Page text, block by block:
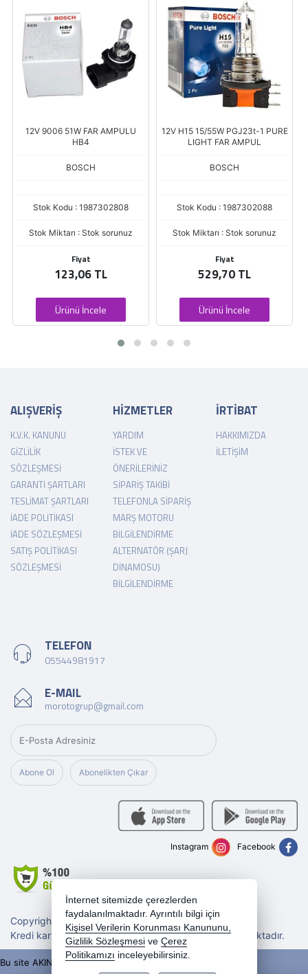
12V 9006 51W FAR AMPULU
HB4
BOSCH
Stok Kodu : 1987302808
Stok Miktarı : Stok sorunuz
Fiyat
123,06 TL
Ürünü İncele
12V H15 15/55W PGJ23t-1 PURE
LIGHT FAR AMPUL
BOSCH
Stok Kodu : 1987302088
Stok Miktarı : Stok sorunuz
Fiyat
529,70 TL
Ürünü İncele
ALIŞVERİŞ
K.V.K. KANUNU
GIZLILIK
SÖZLEŞMESI
GARANTI ŞARTLARI
TESLIMAT ŞARTLARI
İADE POLITIKASI
İADE SÖZLEŞMESI
SATIŞ POLITIKASI
SÖZLEŞMESI
HİZMETLER
YARDIM
İSTEK VE
ÖNERILERINIZ
SIPARIŞ TAKIBI
TELEFONLA SIPARIŞ
MARŞ MOTORU
BILGILENDIRME
ALTERNATÖR (ŞARJ
DINAMOSU)
BILGILENDIRME
İRTİBAT
HAKKIMIZDA
İLETIŞIM
TELEFON
05544981917
E-MAIL
morotogrup@gmail.com
Abone Ol Abonelikten Çıkar
Copyright 2026 morotogrup.com - Tüm hakları saklıdır.
Kredi kartı bilgileriniz 256bit SSL sertifikası ile korunmaktadır.
Facebook
Instagram
Bu site AKINSOFT E-Ticaret ile hazırlanmıştır.
İnternet sitemizde çerezlerden
faydalanılmaktadır. Ayrıntılı bilgi için
Kişisel Verilerin Korunması Kanununu,
Gizlilik Sözleşmesi ve Çerez
Politikamızı inceleyebilirsiniz.